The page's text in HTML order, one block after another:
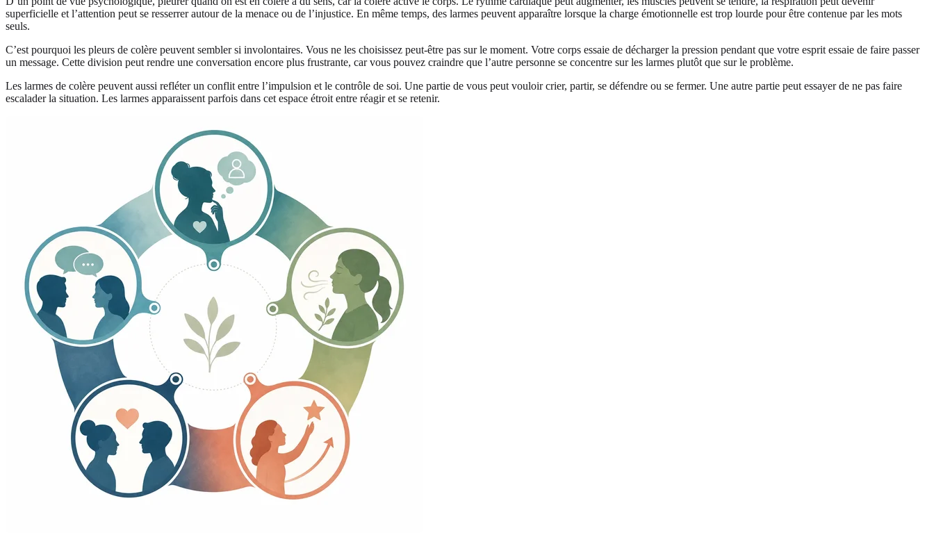
superficielle et l’attention peut se resserrer autour de la menace ou de l’injustice. En même temps, des larmes peuvent apparaître lorsque la charge émotionnelle est trop lourde pour être contenue par les mots
seuls.
C’est pourquoi les pleurs de colère peuvent sembler si involontaires. Vous ne les choisissez peut-être pas sur le moment. Votre corps essaie de décharger la pression pendant que votre esprit essaie de faire passer
un message. Cette division peut rendre une conversation encore plus frustrante, car vous pouvez craindre que l’autre personne se concentre sur les larmes plutôt que sur le problème.
Les larmes de colère peuvent aussi refléter un conflit entre l’impulsion et le contrôle de soi. Une partie de vous peut vouloir crier, partir, se défendre ou se fermer. Une autre partie peut essayer de ne pas faire
escalader la situation. Les larmes apparaissent parfois dans cet espace étroit entre réagir et se retenir.